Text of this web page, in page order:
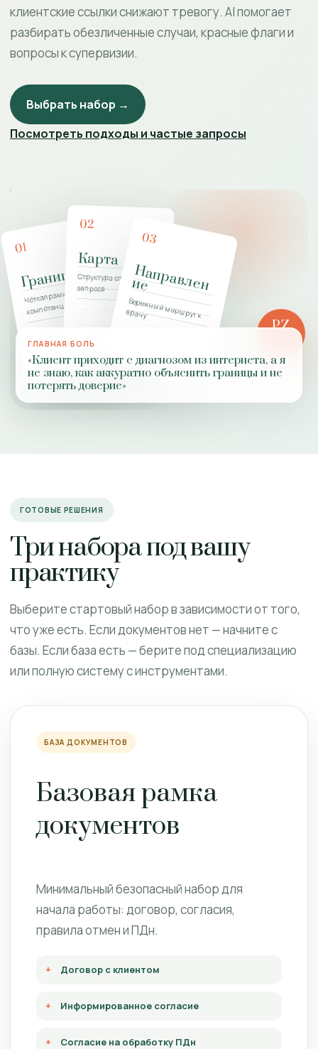
клиентские ссылки снижают тревогу. AI помогает
разбирать обезличенные случаи, красные флаги и
вопросы к супервизии.
Выбрать набор →
Посмотреть подходы и частые запросы
01
Границы
Чёткая рамка
компетенции
02
Карта
Структура сложного
запроса
03
Н
а
п
р
а
в
л
е
н
и
е
Бережный маршрут к
врачу
PZ
ГЛАВНАЯ БОЛЬ
«Клиент приходит с диагнозом из интернета, а я
не знаю, как аккуратно объяснить границы и не
потерять доверие»
ГОТОВЫЕ РЕШЕНИЯ
Три набора под вашу
практику
Выберите стартовый набор в зависимости от того,
что уже есть. Если документов нет — начните с
базы. Если база есть — берите под специализацию
или полную систему с инструментами.
БАЗА ДОКУМЕНТОВ
Базовая рамка
документов
Минимальный безопасный набор для
начала работы: договор, согласия,
правила отмен и ПДн.
Договор с клиентом
Информированное согласие
Согласие на обработку ПДн